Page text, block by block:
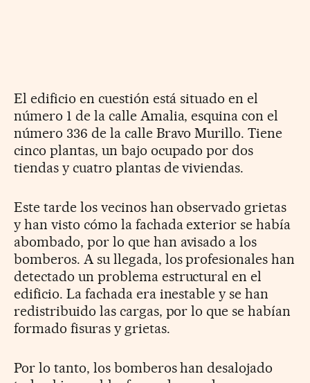
El edificio en cuestión está situado en el
número 1 de la calle Amalia, esquina con el
número 336 de la calle Bravo Murillo. Tiene
cinco plantas, un bajo ocupado por dos
tiendas y cuatro plantas de viviendas.
Este tarde los vecinos han observado grietas
y han visto cómo la fachada exterior se había
abombado, por lo que han avisado a los
bomberos. A su llegada, los profesionales han
detectado un problema estructural en el
edificio. La fachada era inestable y se han
redistribuido las cargas, por lo que se habían
formado fisuras y grietas.
Por lo tanto, los bomberos han desalojado